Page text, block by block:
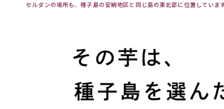
セルダンの場所も、種子島の安納地区と同じ島の東北部に位置していま